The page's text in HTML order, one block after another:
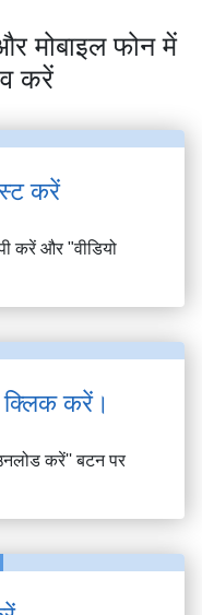
मोबाइल फोन में
करें
करें
करें और "वीडियो
क्लिक करें।
करें'' बटन पर